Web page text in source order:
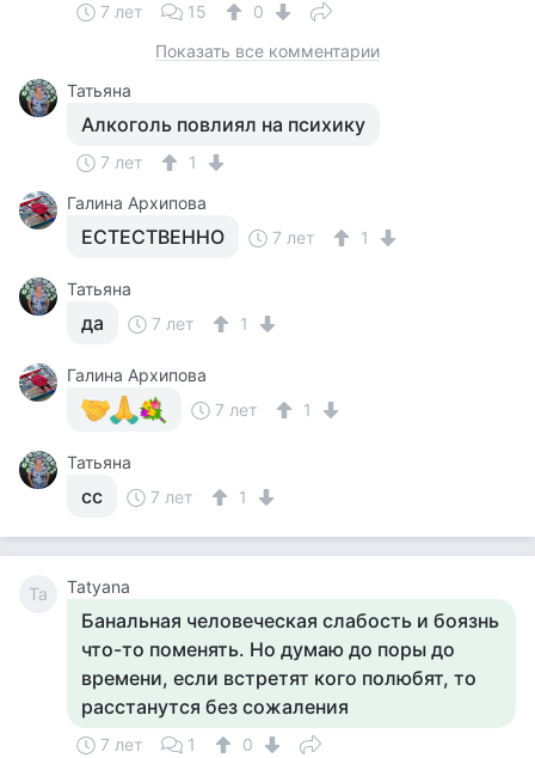
7 лет 15
0
Показать все комментарии
Татьяна
Алкоголь повлиял на психику
7 лет
1
Галина Архипова
ЕСТЕСТВЕННО 7 лет 1
Татьяна
да 7 лет 1
Галина Архипова
7 лет
1
Татьяна
сс 7 лет 1
Ta Tatyana
Банальная человеческая слабость и боязнь
что-то поменять. Но думаю до поры до
времени, если встретят кого полюбят, то
расстанутся без сожаления
7 лет 1
0